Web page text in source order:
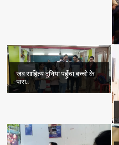
जब साहित्य दुनिया पहुँचा बच्चों के
पास..